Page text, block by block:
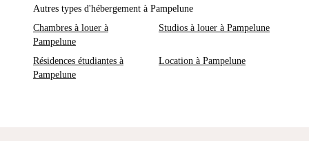
Autres types d'hébergement à Pampelune
Chambres à louer à
Pampelune
Studios à louer à Pampelune
Résidences étudiantes à
Pampelune
Location à Pampelune